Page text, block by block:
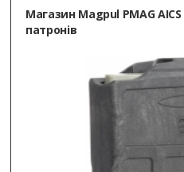
Магазин Magpul PMAG
патронів